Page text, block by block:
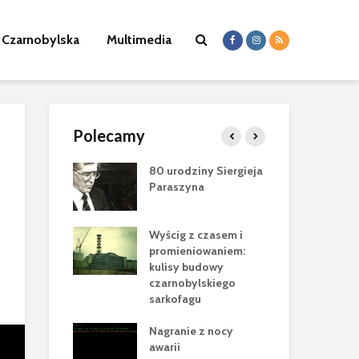
Multimedia
Polecamy
80 urodziny Siergieja
Paraszyna
Wyścig z czasem i
promieniowaniem:
kulisy budowy
czarnobylskiego
sarkofagu
Nagranie z nocy
awarii